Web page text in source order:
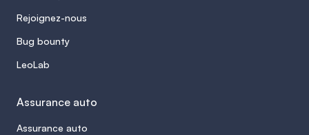
Rejoignez-nous
Bug bounty
LeoLab
Assurance auto
Assurance auto